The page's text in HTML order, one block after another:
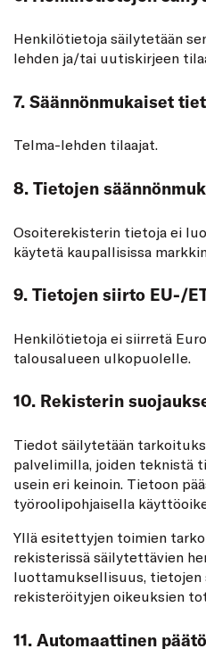
Henkilötietoja säilytetään
lehden ja/tai uutiskirjeen
7. Säännönmukaiset
Telma-lehden tilaajat.
8. Tietojen
Osoiterekisterin tietoja ei
käytetä kaupallisissa
9. Tietojen siirto EU-/
Henkilötietoja ei siirretä
talousalueen ulkopuolelle.
10. Rekisterin
Tiedot säilytetään
palvelimilla, joiden teknistä
usein eri keinoin. Tietoon
työroolipohjaisella
Yllä esitettyjen toimien
rekisterissä säilytettävien
luottamuksellisuus, tietojen
rekisteröityjen oikeuksien
11. Automaattinen